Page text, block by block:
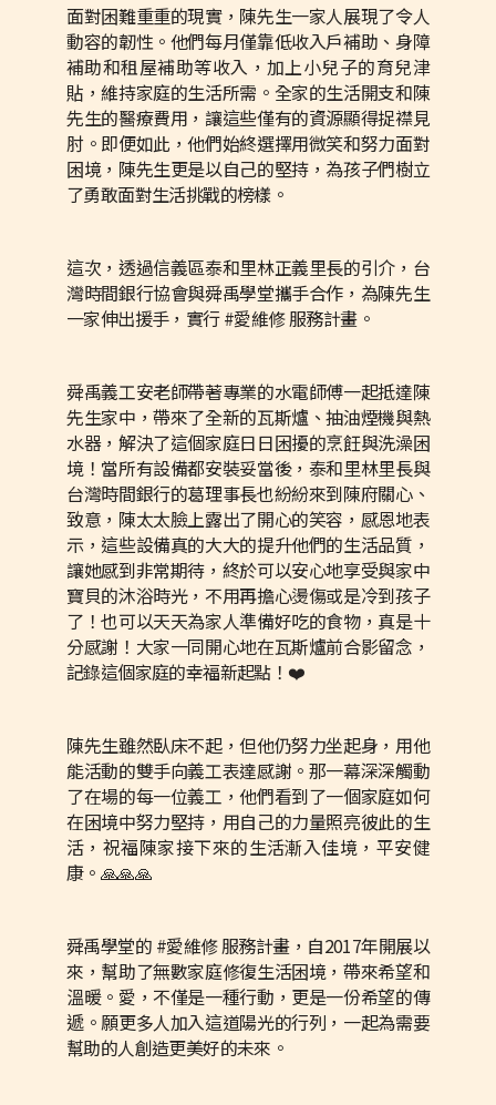
面對困難重重的現實，陳先生一家人展現了令人
動容的韌性。他們每月僅靠低收入戶補助、身障
補助和租屋補助等收入，加上小兒子的育兒津
貼，維持家庭的生活所需。全家的生活開支和陳
先生的醫療費用，讓這些僅有的資源顯得捉襟見
肘。即便如此，他們始終選擇用微笑和努力面對
困境，陳先生更是以自己的堅持，為孩子們樹立
了勇敢面對生活挑戰的榜樣。
這次，透過信義區泰和里林正義里長的引介，台
灣時間銀行協會與舜禹學堂攜手合作，為陳先生
一家伸出援手，實行 #愛維修 服務計畫。
舜禹義工安老師帶著專業的水電師傅一起抵達陳
先生家中，帶來了全新的瓦斯爐、抽油煙機與熱
水器，解決了這個家庭日日困擾的烹飪與洗澡困
境！當所有設備都安裝妥當後，泰和里林里長與
台灣時間銀行的葛理事長也紛紛來到陳府關心、
致意，陳太太臉上露出了開心的笑容，感恩地表
示，這些設備真的大大的提升他們的生活品質，
讓她感到非常期待，終於可以安心地享受與家中
寶貝的沐浴時光，不用再擔心燙傷或是冷到孩子
了！也可以天天為家人準備好吃的食物，真是十
分感謝！大家一同開心地在瓦斯爐前合影留念，
記錄這個家庭的幸福新起點！❤️
陳先生雖然臥床不起，但他仍努力坐起身，用他
能活動的雙手向義工表達感謝。那一幕深深觸動
了在場的每一位義工，他們看到了一個家庭如何
在困境中努力堅持，用自己的力量照亮彼此的生
活，祝福陳家接下來的生活漸入佳境，平安健
康。🙏🙏🙏
舜禹學堂的 #愛維修 服務計畫，自2017年開展以
來，幫助了無數家庭修復生活困境，帶來希望和
溫暖。愛，不僅是一種行動，更是一份希望的傳
遞。願更多人加入這道陽光的行列，一起為需要
幫助的人創造更美好的未來。